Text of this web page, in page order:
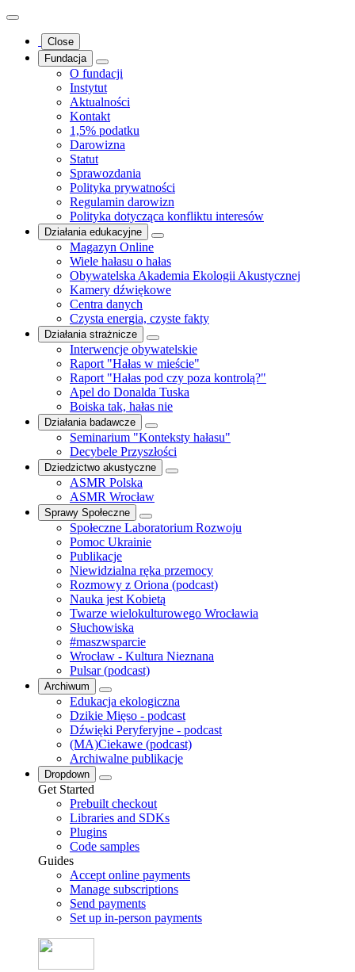
Close
Fundacja
O fundacji
Instytut
Aktualności
Kontakt
1,5% podatku
Darowizna
Statut
Sprawozdania
Polityka prywatności
Regulamin darowizn
Polityka dotycząca konfliktu interesów
Działania edukacyjne
Magazyn Online
Wiele hałasu o hałas
Obywatelska Akademia Ekologii Akustycznej
Kamery dźwiękowe
Centra danych
Czysta energia, czyste fakty
Działania strażnicze
Interwencje obywatelskie
Raport "Hałas w mieście"
Raport "Hałas pod czy poza kontrolą?"
Apel do Donalda Tuska
Boiska tak, hałas nie
Działania badawcze
Seminarium "Konteksty hałasu"
Decybele Przyszłości
Dziedzictwo akustyczne
ASMR Polska
ASMR Wrocław
Sprawy Społeczne
Społeczne Laboratorium Rozwoju
Pomoc Ukrainie
Publikacje
Niewidzialna ręka przemocy
Rozmowy z Oriona (podcast)
Nauka jest Kobietą
Twarze wielokulturowego Wrocławia
Słuchowiska
#maszwsparcie
Wrocław - Kultura Nieznana
Pulsar (podcast)
Archiwum
Edukacja ekologiczna
Dzikie Mięso - podcast
Dźwięki Peryferyjne - podcast
(MA)Ciekawe (podcast)
Archiwalne publikacje
Dropdown
Get Started
Prebuilt checkout
Libraries and SDKs
Plugins
Code samples
Guides
Accept online payments
Manage subscriptions
Send payments
Set up in-person payments